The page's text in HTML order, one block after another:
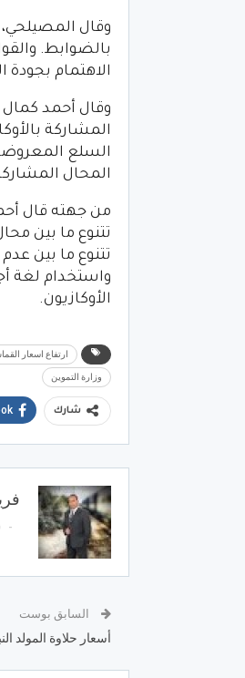
وقال
بالضوابط.
الاهتمام
وقال أحمد كمال
السلع
المحال المشاركة إلى 3500
من جهته قال
تتنوع ما بين
تتنوع ما بين
واستخدام لغة
الأوكازيون.
ارتفاع اسعار
وزارة التموين
شارك
السابق بوست
أسعار حلاوة المولد النبوي 2022